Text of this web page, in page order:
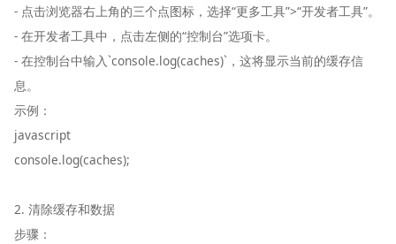
- 点击浏览器右上角的三个点图标，选择“更多工具”>“开发者工具”。
- 在开发者工具中，点击左侧的“控制台”选项卡。
- 在控制台中输入`console.log(caches)`，这将显示当前的缓存信
息。
示例：
javascript
console.log(caches);
2. 清除缓存和数据
步骤：